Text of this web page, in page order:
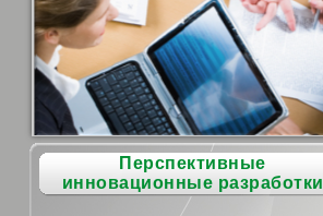
Перспективные
инновационные разработки